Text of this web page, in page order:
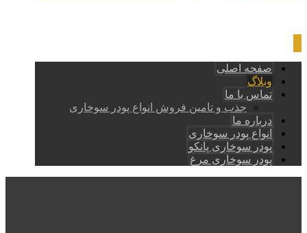
صفحه اصلی
وبلاگ
تماس با ما
جذب و تامین فروش انواع پودر سوخاری
درباره ما
انواع پودر سوخاری
پودر سوخاری پانکو
پودر سوخاری مرغ